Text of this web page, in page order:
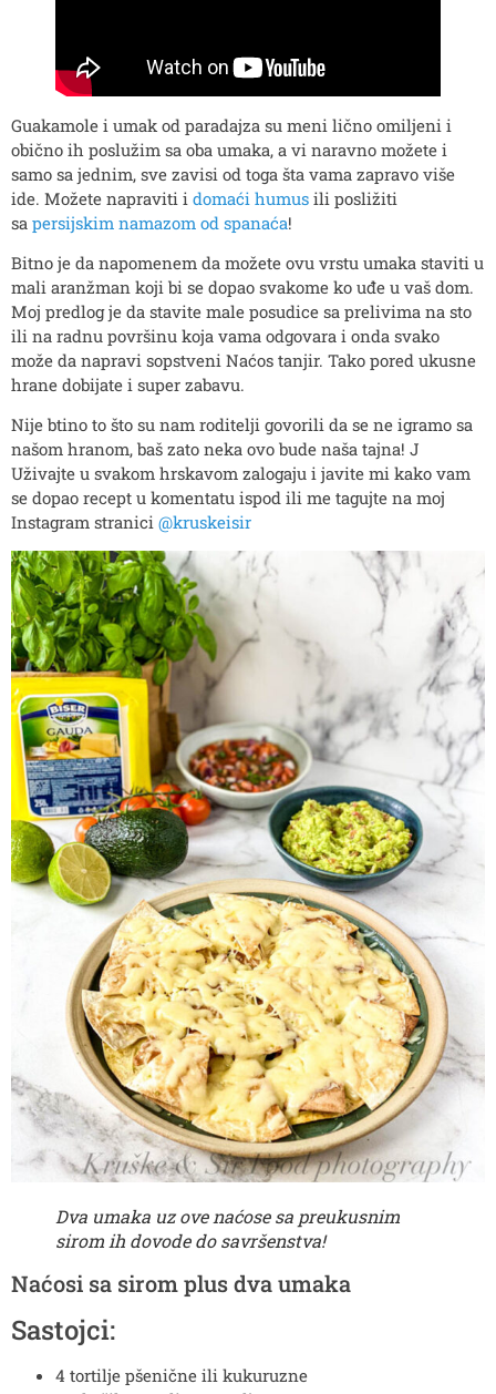
Guakamole i umak od paradajza su meni lično omiljeni i
obično ih poslužim sa oba umaka, a vi naravno možete i
samo sa jednim, sve zavisi od toga šta vama zapravo više
ide. Možete napraviti i domaći humus ili posližiti
sa persijskim namazom od spanaća!
Bitno je da napomenem da možete ovu vrstu umaka staviti u
mali aranžman koji bi se dopao svakome ko uđe u vaš dom.
Moj predlog je da stavite male posudice sa prelivima na sto
ili na radnu površinu koja vama odgovara i onda svako
može da napravi sopstveni Naćos tanjir. Tako pored ukusne
hrane dobijate i super zabavu.
Nije btino to što su nam roditelji govorili da se ne igramo sa
našom hranom, baš zato neka ovo bude naša tajna! J
Uživajte u svakom hrskavom zalogaju i javite mi kako vam
se dopao recept u komentatu ispod ili me tagujte na moj
Instagram stranici @kruskeisir
Dva umaka uz ove naćose sa preukusnim
sirom ih dovode do savršenstva!
Naćosi sa sirom plus dva umaka
Sastojci:
4 tortilje pšenične ili kukuruzne